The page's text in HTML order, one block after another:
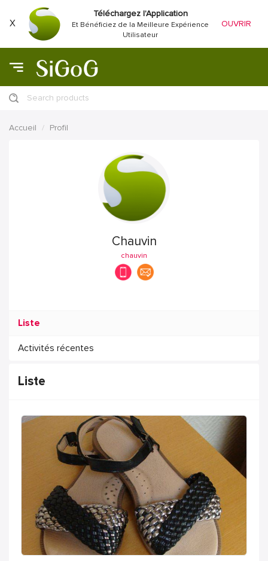
X
Téléchargez l'Application
Et Bénéficiez de la Meilleure Expérience
Utilisateur
OUVRIR
Search products
Accueil Profil
Chauvin
chauvin
Liste
Activités récentes
Liste